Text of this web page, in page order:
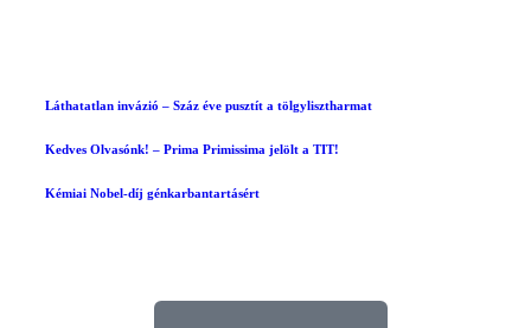
Láthatatlan invázió – Száz éve pusztít a tölgylisztharmat
Kedves Olvasónk! – Prima Primissima jelölt a TIT!
Kémiai Nobel-díj génkarbantartásért